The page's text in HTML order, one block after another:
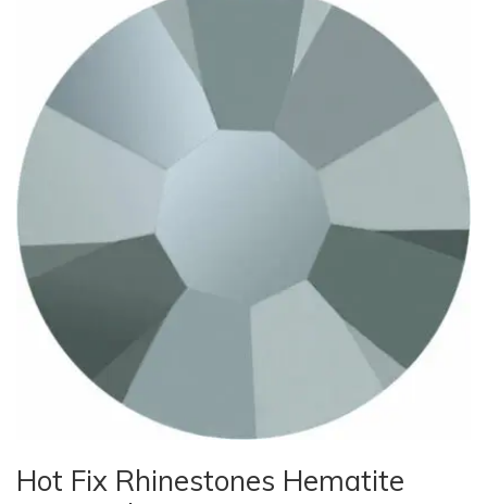
Hot Fix Rhinestones Hematite